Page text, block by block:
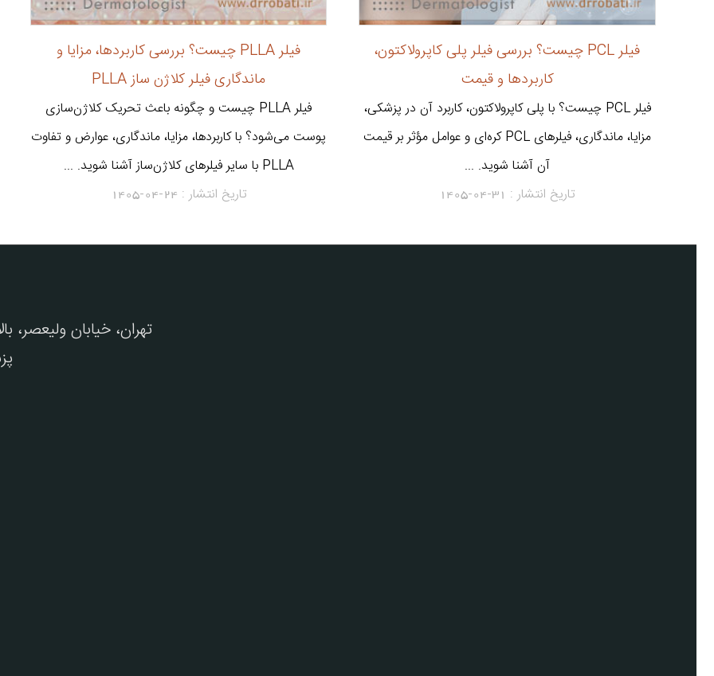
فیلر PCL چیست؟ بررسی فیلر پلی کاپرولاکتون،
کاربردها و قیمت
فیلر PCL چیست؟ با پلی کاپرولاکتون، کاربرد آن در پزشکی،
مزایا، ماندگاری، فیلرهای PCL کره‌ای و عوامل مؤثر بر قیمت
آن آشنا شوید. ...
تاریخ انتشار : 1405-04-31
فیلر PLLA چیست؟ بررسی کاربردها، مزایا و
ماندگاری فیلر کلاژن ساز PLLA
فیلر PLLA چیست و چگونه باعث تحریک کلاژن‌سازی
پوست می‌شود؟ با کاربردها، مزایا، ماندگاری، عوارض و تفاوت
PLLA با سایر فیلرهای کلاژن‌ساز آشنا شوید. ...
تاریخ انتشار : 1405-04-24
تهران، خیابان ولیعصر،